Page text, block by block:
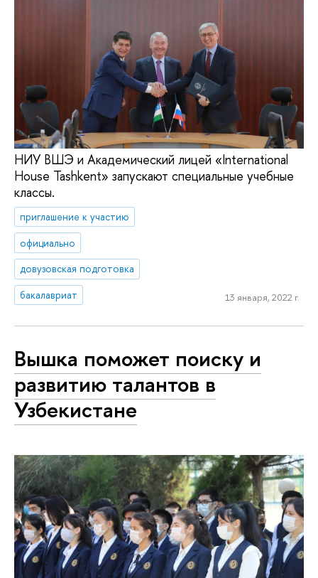
НИУ ВШЭ и Академический лицей «International
House Tashkent» запускают специальные учебные
классы.
приглашение к участию
официально
довузовская подготовка
бакалавриат
13 января, 2022 г.
Вышка поможет поиску и
развитию талантов в
Узбекистане